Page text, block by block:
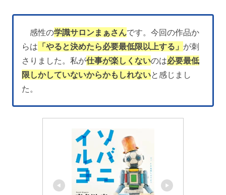
感性の学識サロンまぁさんです。今回の作品か
らは 「やると決めたら必要最低限以上する」 が刺
さりました。私が仕事が楽しくないのは必要最低
限しかしていないからかもしれないと感じまし
た。